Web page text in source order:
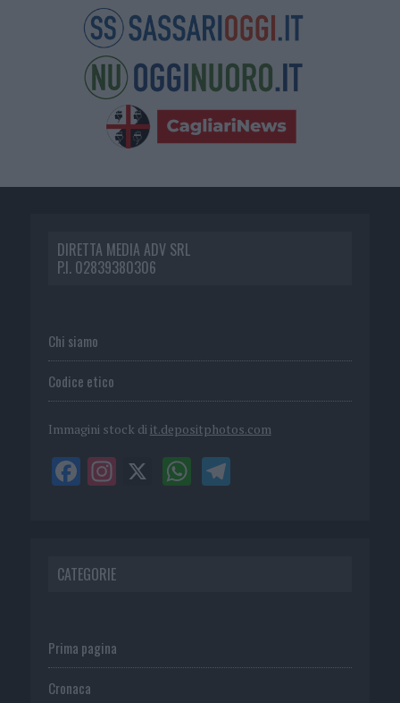
DIRETTA MEDIA ADV SRL
P.I. 02839380306
Chi siamo
Codice etico
Immagini stock di it.depositphotos.com
CATEGORIE
Prima pagina
Cronaca